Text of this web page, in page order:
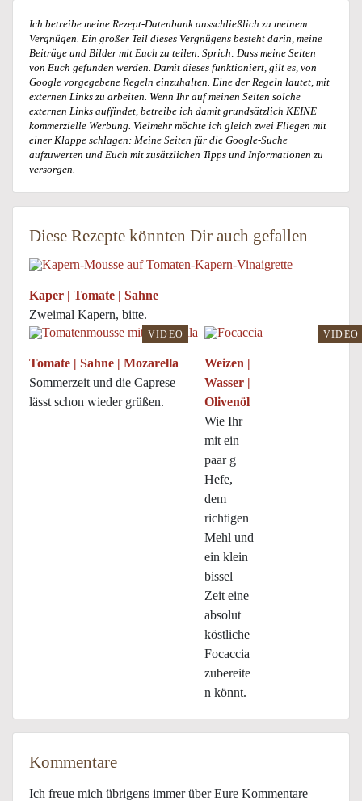
Ich betreibe meine Rezept-Datenbank ausschließlich zu meinem
Vergnügen. Ein großer Teil dieses Vergnügens besteht darin, meine
Beiträge und Bilder mit Euch zu teilen. Sprich: Dass meine Seiten
von Euch gefunden werden. Damit dieses funktioniert, gilt es, von
Google vorgegebene Regeln einzuhalten. Eine der Regeln lautet, mit
externen Links zu arbeiten. Wenn Ihr auf meinen Seiten solche
externen Links auffindet, betreibe ich damit grundsätzlich KEINE
kommerzielle Werbung. Vielmehr möchte ich gleich zwei Fliegen mit
einer Klappe schlagen: Meine Seiten für die Google-Suche
aufzuwerten und Euch mit zusätzlichen Tipps und Informationen zu
versorgen.
Diese Rezepte könnten Dir auch gefallen
Kaper | Tomate | Sahne
Zweimal Kapern, bitte.
VIDEO
Tomate | Sahne | Mozarella
Sommerzeit und die Caprese
lässt schon wieder grüßen.
VIDEO
Weizen |
Wasser |
Olivenöl
Wie Ihr
mit ein
paar g
Hefe,
dem
richtigen
Mehl und
ein klein
bissel
Zeit eine
absolut
köstliche
Focaccia
zubereite
n könnt.
Kommentare
Ich freue mich übrigens immer über Eure Kommentare